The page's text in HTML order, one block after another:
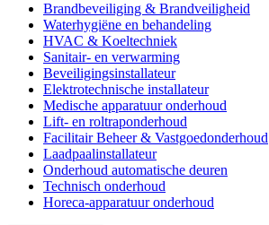
Brandbeveiliging & Brandveiligheid
Waterhygiëne en behandeling
HVAC & Koeltechniek
Sanitair- en verwarming
Beveiligingsinstallateur
Elektrotechnische installateur
Medische apparatuur onderhoud
Lift- en roltraponderhoud
Facilitair Beheer & Vastgoedonderhoud
Laadpaalinstallateur
Onderhoud automatische deuren
Technisch onderhoud
Horeca-apparatuur onderhoud